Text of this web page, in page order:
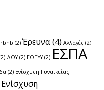
(2) Έρευνα(4) Αλλαγές (2)
(2) ΔΟΥ(2) ΕΟΠΥΥ(2) ΕΣΠΑ
(2) Ενίσχυση Γυναικείας
Ενίσχυση